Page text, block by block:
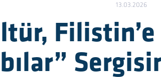
13.03.2026
Filistin’e